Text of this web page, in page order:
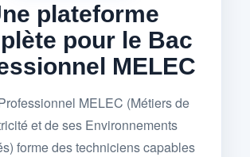
plateforme
pour le Bac
MELEC
MELEC (Métiers de
et de ses Environnements
forme des techniciens capables